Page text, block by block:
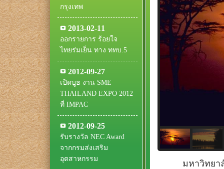
กรุงเทพ
2013-02-11
ออกรายการ ร้อยใจ
ไทยร่มเย็น ทาง ททบ.5
2012-09-27
เปิดบูธ งาน SME
THAILAND EXPO 2012
ที่ IMPAC
2012-09-25
รับรางวัล NEC Award
จากกรมส่งเสริม
อุตสาหกรรม
มหาวิทยาลัยเ